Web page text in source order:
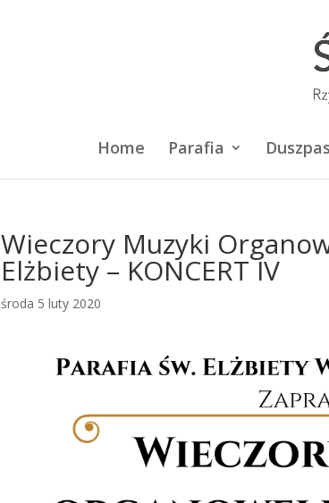
Home Parafia
Wieczory Muzyki
Elżbiety – KONCERT IV
środa 5 luty 2020